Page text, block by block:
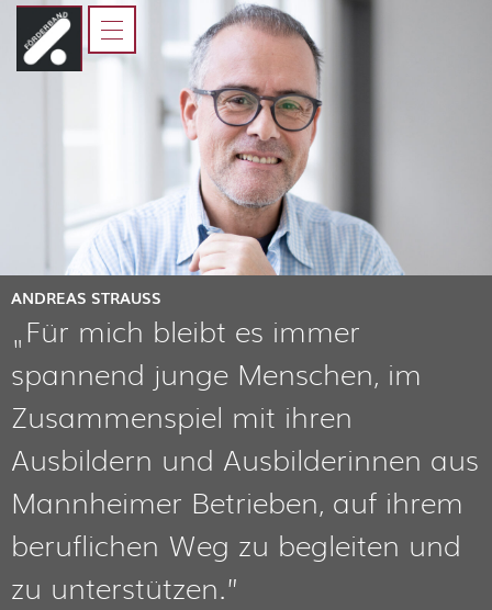
FÖRDERBAND
JUGENDLICHE
ELTERN, AUSBILDER UND
KOOPERATIONSPARTNER
ANDREAS STRAUSS
„Für mich bleibt es immer
spannend junge Menschen, im
Zusammenspiel mit ihren
Ausbildern und Ausbilderinnen aus
Mannheimer Betrieben, auf ihrem
beruflichen Weg zu begleiten und
zu unterstützen.”